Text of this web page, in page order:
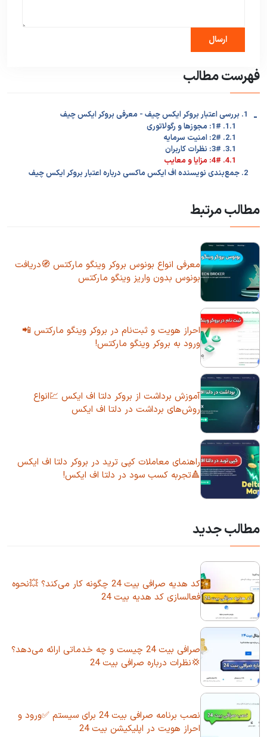
فهرست مطالب
1. بررسی اعتبار بروکر ایکس چیف - معرفی بروکر ایکس چیف -
1.1. 1#: مجوزها و رگولاتوری
2.1. 2#: امنیت سرمایه
3.1. 3#: نظرات کاربران
4.1. 4#: مزایا و معایب
2. جمع‌بندی نویسنده اف ایکس ماکسی درباره اعتبار بروکر ایکس چیف
مطالب مرتبط
معرفی انواع بونوس بروکر وینگو مارکتس 🧭دریافت
بونوس بدون واریز وینگو مارکتس
احراز هویت و ثبت‌نام در بروکر وینگو مارکتس 📲
ورود به بروکر وینگو مارکتس!
آموزش برداشت از بروکر دلتا اف ایکس 💹انواع
روش‌های برداشت در دلتا اف ایکس
راهنمای معاملات کپی ترید در بروکر دلتا اف ایکس
🔺تجربه کسب سود در دلتا اف ایکس!
مطالب جدید
کد هدیه صرافی بیت 24 چگونه کار می‌کند؟ 💥نحوه
فعالسازی کد هدیه بیت 24
صرافی بیت 24 چیست و چه خدماتی ارائه می‌دهد؟
💢نظرات درباره صرافی بیت 24
نصب برنامه صرافی بیت 24 برای سیستم ✅ورود و
احراز هویت در اپلیکیشن بیت 24